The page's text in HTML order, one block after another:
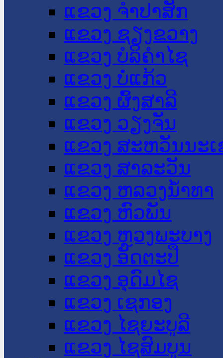
ແຂວງ ຈໍາປາສັກ
ແຂວງ ຊຽງຂວາງ
ແຂວງ ບໍລິຄໍາໄຊ
ແຂວງ ບໍ່ແກ້ວ
ແຂວງ ຜົ້ງສາລີ
ແຂວງ ວຽງຈັນ
ແຂວງ ສະຫວັນນະ
ແຂວງ ສາລະວັນ
ແຂວງ ຫລວງນໍ້າທາ
ແຂວງ ຫົວພັນ
ແຂວງ ຫຼວງພະບາງ
ແຂວງ ອັດຕະປື
ແຂວງ ອຸດົມໄຊ
ແຂວງ ເຊກອງ
ແຂວງ ໄຊຍະບູລີ
ແຂວງ ໄຊສົມບູນ